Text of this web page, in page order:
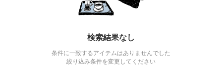
検索結果なし
条件に一致するアイテムはありませんでした
絞り込み条件を変更してください